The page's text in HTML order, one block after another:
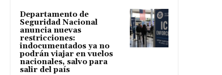
Departamento de
Seguridad Nacional
anuncia nuevas
restricciones:
indocumentados ya no
podrán viajar en vuelos
nacionales, salvo para
salir del país